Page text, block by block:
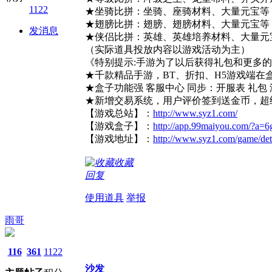
1122
发消息
★坐骑比拼：坐骑、座骑材料、大量元宝等
★翅膀比拼：翅膀、翅膀材料、大量元宝等
★侠侣比拼：英雄、英雄培养材料、大量元
（实际道具投放内容以游戏活动为主）
《特别提示:手游为了以后获得礼包和更多
★千款精品手游，BT、折扣、H5游戏端在
★盒子功能强 客服中心 同步：开服表 礼包
★新增交易系统，用户评价签到送金币，超
【游戏总站】： http://www.syz1.com/
【游戏盒子】： http://app.99maiyou.com/
【游戏地址】： http://www.syz1.com/game/
收藏
回复
使用道具 举报
雨哥
116 361 1122
沙发